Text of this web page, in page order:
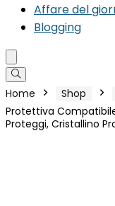
Affare del
Blogging
Home Shop
Protettiva
Proteggi, Cristallino